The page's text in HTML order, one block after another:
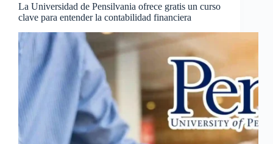
La Universidad de Pensilvania ofrece gratis un curso
clave para entender la contabilidad financiera